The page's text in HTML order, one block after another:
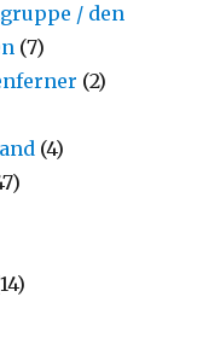
/ den
(7)
(2)
(4)